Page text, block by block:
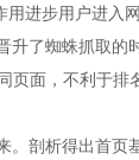
进步用户进入
了蜘蛛抓取的时
面，不利于排
剖析得出首